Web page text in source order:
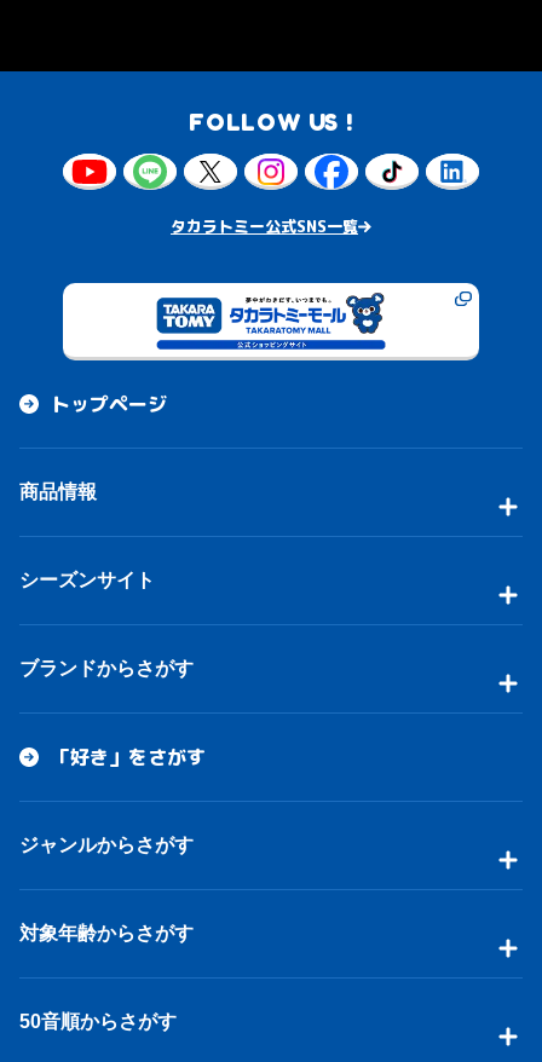
FOLLOW US !
タカラトミー公式SNS一覧
トップページ
商品情報
シーズンサイト
ブランドからさがす
「好き」をさがす
ジャンルからさがす
対象年齢からさがす
50音順からさがす